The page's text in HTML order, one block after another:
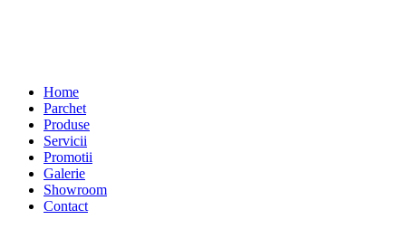
Home
Parchet
Produse
Servicii
Promotii
Galerie
Showroom
Contact